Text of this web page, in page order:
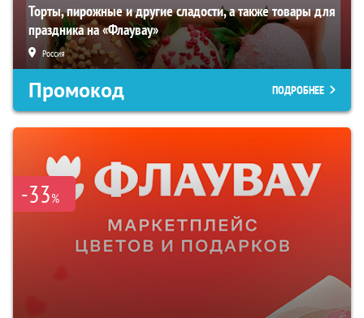
Торты, пирожные и другие сладости, а также товары для
праздника на «Флаувау»
Россия
Промокод ПОДРОБНЕЕ
-33%